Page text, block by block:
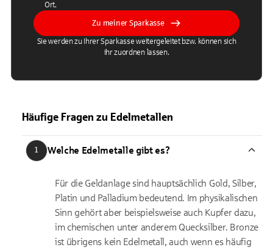
Ort.
Zu meiner Sparkasse
Sie werden zu Ihrer Sparkasse weitergeleitet bzw. können sich
ihr zuordnen lassen.
Häufige Fragen zu Edelmetallen
1 Welche Edelmetalle gibt es?
Für die Geldanlage sind hauptsächlich Gold, Silber,
Platin und Palladium bedeutend. Im physikalischen
Sinn gehört aber beispielsweise auch Kupfer dazu,
im chemischen unter anderem Quecksilber. Bronze
ist übrigens kein Edelmetall, auch wenn es häufig